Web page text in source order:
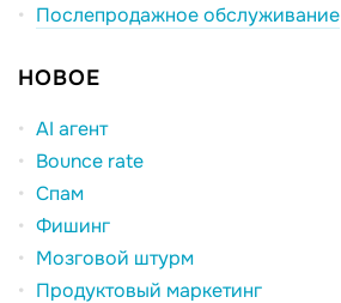
Послепродажное обслуживание
НОВОЕ
AI агент
Bounce rate
Спам
Фишинг
Мозговой штурм
Продуктовый маркетинг